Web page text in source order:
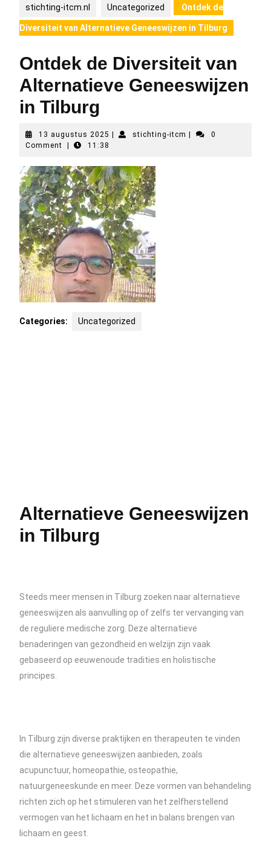
stichting-itcm.nl Uncategorized Ontdek de
Diversiteit van Alternatieve Geneeswijzen in Tilburg
Ontdek de Diversiteit van
Alternatieve Geneeswijzen
in Tilburg
13 augustus 2025 13
stichting-itcm stichting-
0
Comment
11:38
Categories: Uncategorized
Alternatieve Geneeswijzen
in Tilburg
Steeds meer mensen in Tilburg zoeken naar alternatieve
geneeswijzen als aanvulling op of zelfs ter vervanging van
de reguliere medische zorg. Deze alternatieve
benaderingen van gezondheid en welzijn zijn vaak
gebaseerd op eeuwenoude tradities en holistische
principes.
In Tilburg zijn diverse praktijken en therapeuten te vinden
die alternatieve geneeswijzen aanbieden, zoals
acupunctuur, homeopathie, osteopathie,
natuurgeneeskunde en meer. Deze vormen van behandeling
richten zich op het stimuleren van het zelfherstellend
vermogen van het lichaam en het in balans brengen van
lichaam en geest.